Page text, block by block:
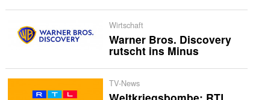
Wirtschaft
Warner Bros. Discovery
rutscht ins Minus
TV-News